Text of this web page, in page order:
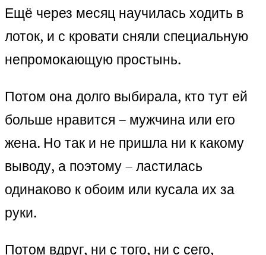
Ещё через месяц научилась ходить в
лоток, и с кровати сняли специальную
непромокающую простынь.
Потом она долго выбирала, кто тут ей
больше нравится – мужчина или его
жена. Но так и не пришла ни к какому
выводу, а поэтому – ластилась
одинаково к обоим или кусала их за
руки.
Потом вдруг, ни с того, ни с сего,